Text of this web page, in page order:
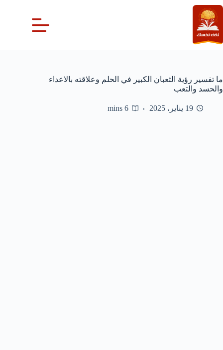
التجاوز
إلى
المحتوى
ما تفسير رؤية الثعبان الكبير في الحلم وعلاقته بالاعداء
والحسد والتعب
19 يناير، 2025 6 mins